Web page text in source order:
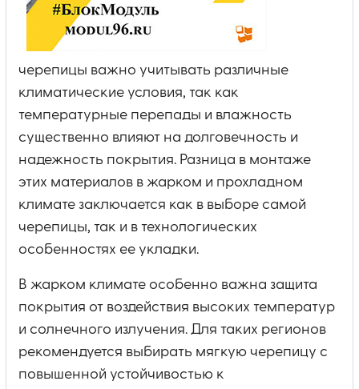
черепицы важно учитывать различные
климатические условия, так как
температурные перепады и влажность
существенно влияют на долговечность и
надежность покрытия. Разница в монтаже
этих материалов в жарком и прохладном
климате заключается как в выборе самой
черепицы, так и в технологических
особенностях ее укладки.
В жарком климате особенно важна защита
покрытия от воздействия высоких температур
и солнечного излучения. Для таких регионов
рекомендуется выбирать мягкую черепицу с
повышенной устойчивостью к